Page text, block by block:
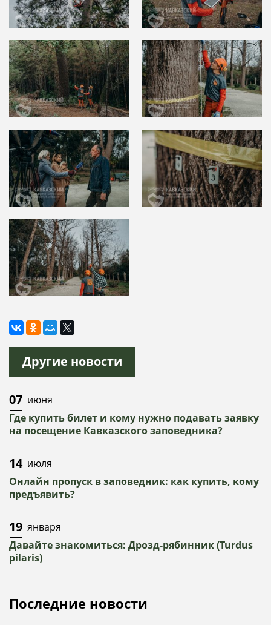
Другие новости
07 июня
Где купить билет и кому нужно подавать заявку
на посещение Кавказского заповедника?
14 июля
Онлайн пропуск в заповедник: как купить, кому
предъявить?
19 января
Давайте знакомиться: Дрозд-рябинник (Turdus
pilaris)
Последние новости